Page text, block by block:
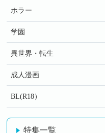
ホラー
学園
異世界・転生
成人漫画
BL(R18）
特集一覧